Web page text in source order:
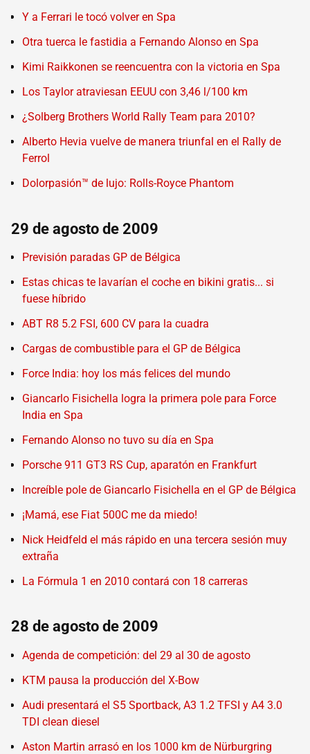
Y a Ferrari le tocó volver en Spa
Otra tuerca le fastidia a Fernando Alonso en Spa
Kimi Raikkonen se reencuentra con la victoria en Spa
Los Taylor atraviesan EEUU con 3,46 l/100 km
¿Solberg Brothers World Rally Team para 2010?
Alberto Hevia vuelve de manera triunfal en el Rally de
Ferrol
Dolorpasión™ de lujo: Rolls-Royce Phantom
29 de agosto de 2009
Previsión paradas GP de Bélgica
Estas chicas te lavarían el coche en bikini gratis... si
fuese híbrido
ABT R8 5.2 FSI, 600 CV para la cuadra
Cargas de combustible para el GP de Bélgica
Force India: hoy los más felices del mundo
Giancarlo Fisichella logra la primera pole para Force
India en Spa
Fernando Alonso no tuvo su día en Spa
Porsche 911 GT3 RS Cup, aparatón en Frankfurt
Increíble pole de Giancarlo Fisichella en el GP de Bélgica
¡Mamá, ese Fiat 500C me da miedo!
Nick Heidfeld el más rápido en una tercera sesión muy
extraña
La Fórmula 1 en 2010 contará con 18 carreras
28 de agosto de 2009
Agenda de competición: del 29 al 30 de agosto
KTM pausa la producción del X-Bow
Audi presentará el S5 Sportback, A3 1.2 TFSI y A4 3.0
TDI clean diesel
Aston Martin arrasó en los 1000 km de Nürburgring